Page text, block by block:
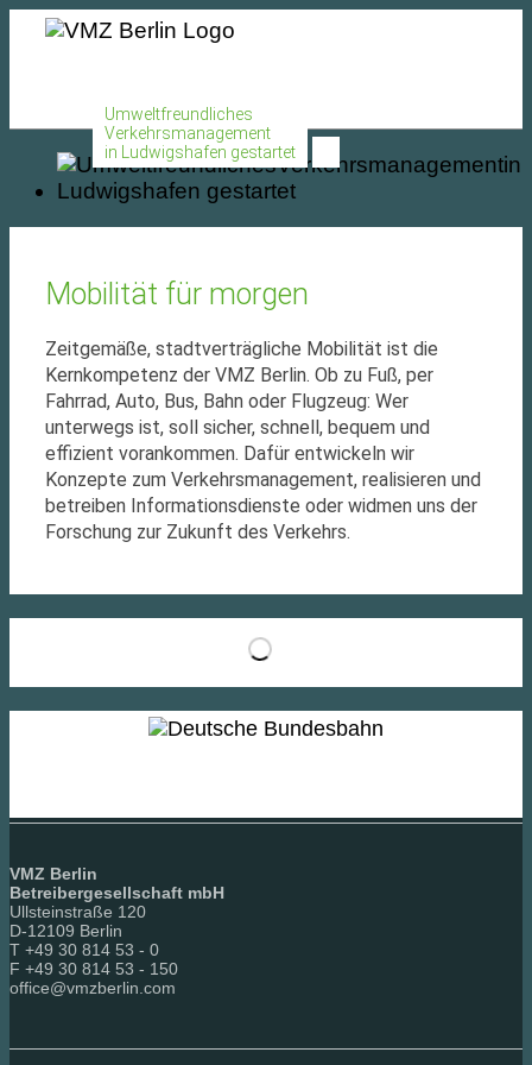
Umweltfreundliches
Verkehrsmanagement
in Ludwigshafen gestartet
Mobilität für morgen
Zeitgemäße, stadtverträgliche Mobilität ist die
Kernkompetenz der VMZ Berlin. Ob zu Fuß, per
Fahrrad, Auto, Bus, Bahn oder Flugzeug: Wer
unterwegs ist, soll sicher, schnell, bequem und
effizient vorankommen. Dafür entwickeln wir
Konzepte zum Verkehrsmanagement, realisieren und
betreiben Informationsdienste oder widmen uns der
Forschung zur Zukunft des Verkehrs.
VMZ Berlin
Betreibergesellschaft mbH
Ullsteinstraße 120
D-12109 Berlin
T +49 30 814 53 - 0
F +49 30 814 53 - 150
office@vmzberlin.com